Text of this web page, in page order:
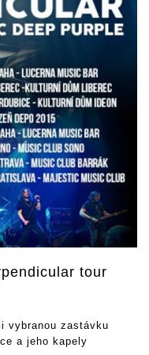
tour
vybranou zastávku
a jeho kapely